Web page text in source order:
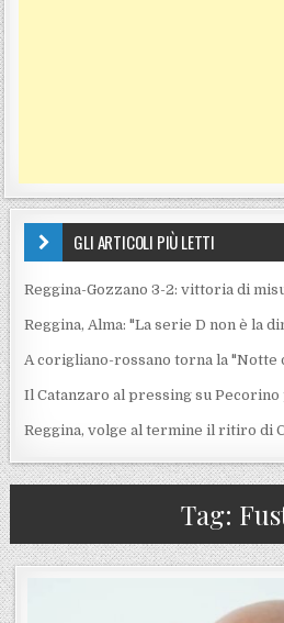
GLI ARTICOLI PIÙ LETTI
Reggina-Gozzano 3-2: vittoria di
Reggina, Alma: "La serie D non è la
A corigliano-rossano torna la "Notte
Il Catanzaro al pressing su
Reggina, volge al termine il ritiro di
Tag: